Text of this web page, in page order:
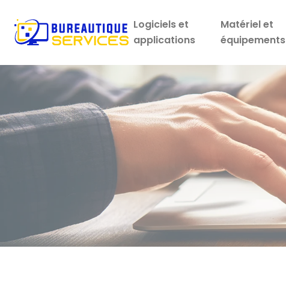
Logiciels et
applications
Matériel et
équipements